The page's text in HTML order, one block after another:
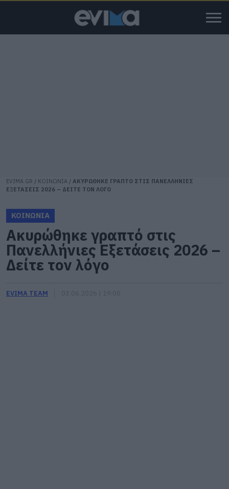
EVIMA.GR / ΚΟΙΝΩΝΙΑ / ΑΚΥΡΩΘΗΚΕ ΓΡΑΠΤΟ ΣΤΙΣ ΠΑΝΕΛΛΗΝΙΕΣ
ΕΞΕΤΑΣΕΙΣ 2026 – ΔΕΙΤΕ ΤΟΝ ΛΟΓΟ
ΚΟΙΝΩΝΙΑ
Ακυρώθηκε γραπτό στις
Πανελλήνιες Εξετάσεις 2026 –
Δείτε τον λόγο
EVIMA TEAM